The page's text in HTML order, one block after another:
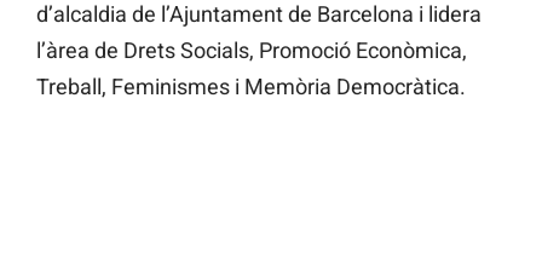
d’alcaldia de l’Ajuntament de Barcelona i lidera
l’àrea de Drets Socials, Promoció Econòmica,
Treball, Feminismes i Memòria Democràtica.